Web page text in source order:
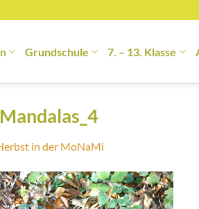
Grundschule 7. – 13. Klasse
in der MoNaMi